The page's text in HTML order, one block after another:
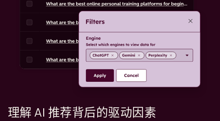
理解 AI 推荐背后的驱动因素